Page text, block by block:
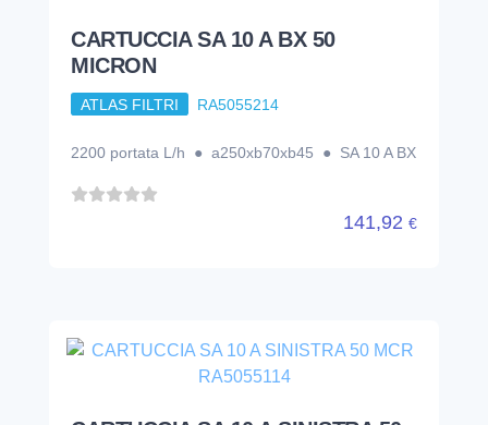
CARTUCCIA SA 10 A BX 50
MICRON
ATLAS FILTRI RA5055214
2200 portata L/h ● a250xb70xb45 ● SA 10 A BX
141,92 €